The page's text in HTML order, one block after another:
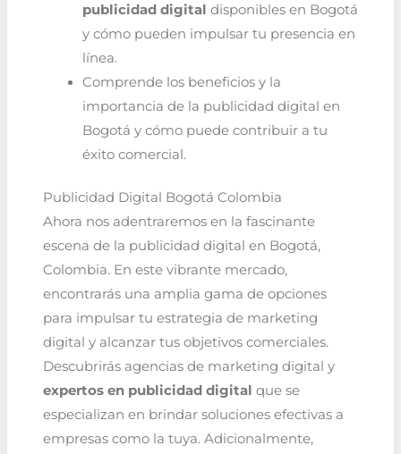
publicidad digital disponibles en Bogotá
y cómo pueden impulsar tu presencia en
línea.
Comprende los beneficios y la
importancia de la publicidad digital en
Bogotá y cómo puede contribuir a tu
éxito comercial.
Publicidad Digital Bogotá Colombia
Ahora nos adentraremos en la fascinante
escena de la publicidad digital en Bogotá,
Colombia. En este vibrante mercado,
encontrarás una amplia gama de opciones
para impulsar tu estrategia de marketing
digital y alcanzar tus objetivos comerciales.
Descubrirás agencias de marketing digital y
expertos en publicidad digital que se
especializan en brindar soluciones efectivas a
empresas como la tuya. Adicionalmente,